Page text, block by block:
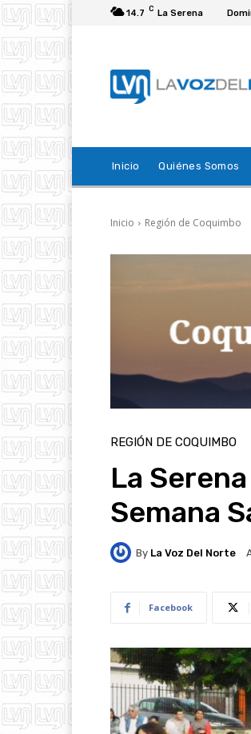
14.7 C La Serena
Inicio Quiénes Somos
Inicio Región de Coquimbo
REGIÓN DE COQUIMBO
La
Semana
By La Voz Del Norte
Facebook